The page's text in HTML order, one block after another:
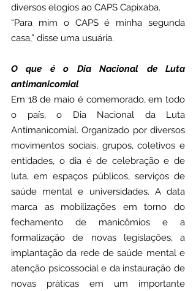
diversos elogios ao CAPS Capixaba.
“Para mim o CAPS é minha segunda
casa,” disse uma usuária.
O que é o Dia Nacional de Luta
antimanicomial
Em 18 de maio é comemorado, em todo
o país, o Dia Nacional da Luta
Antimanicomial. Organizado por diversos
movimentos sociais, grupos, coletivos e
entidades, o dia é de celebração e de
luta, em espaços públicos, serviços de
saúde mental e universidades. A data
marca as mobilizações em torno do
fechamento de manicômios e a
formalização de novas legislações, a
implantação da rede de saúde mental e
atenção psicossocial e da instauração de
novas práticas em um importante